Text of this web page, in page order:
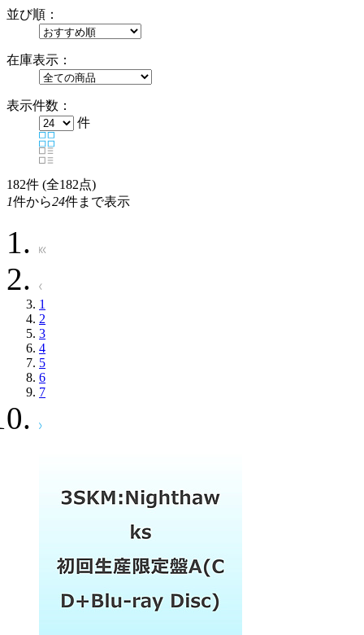
並び順：
在庫表示：
表示件数：
件
182件 (全182点)
1件から24件まで表示
1
2
3
4
5
6
7